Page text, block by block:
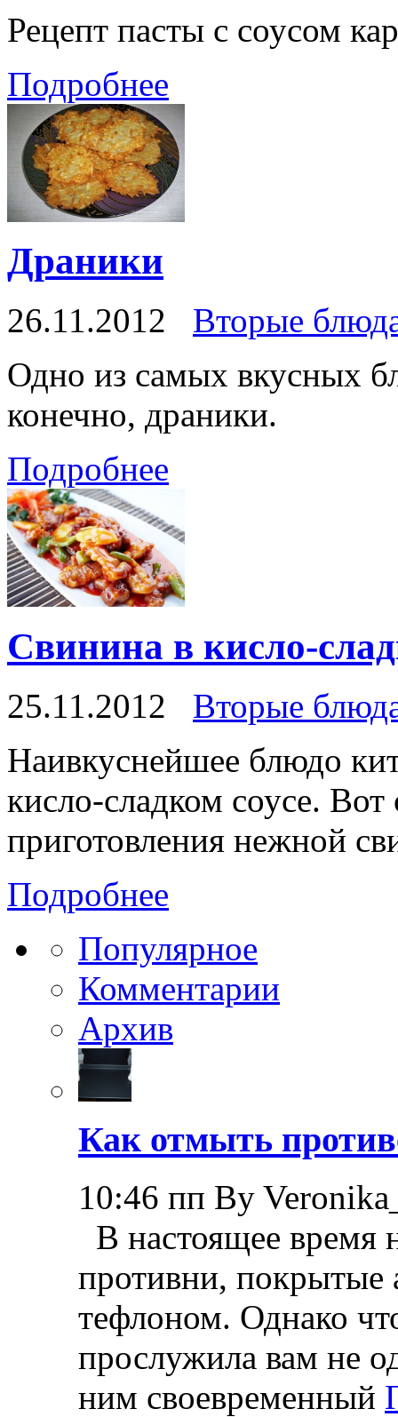
Рецепт пасты с соусом
Подробнее
Драники
26.11.2012
Вторые
Одно из самых вкусных
конечно, драники.
Подробнее
Свинина в кисло-
25.11.2012
Вторые
Наивкуснейшее блюдо
кисло-сладком соусе.
приготовления нежной
Подробнее
Популярное
Комментарии
Архив
Как отмыть
10:46 пп By
В настоящее время
противни, покрытые
тефлоном. Однако
прослужила вам не
ним своевременный